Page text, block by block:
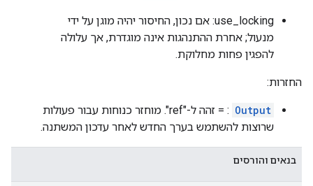
use_locking: אם נכון, החיסור יהיה מוגן על ידי
מנעול; אחרת ההתנהגות אינה מוגדרת, אך עלולה
להפגין פחות מחלוקת.
החזרות:
Output
: = זהה ל-"ref". מוחזר כנוחות עבור פעולות
שרוצות להשתמש בערך החדש לאחר עדכון המשתנה.
בנאים והורסים